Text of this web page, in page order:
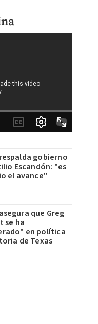
gobierno
Escandón: "es
el avance"
que Greg
se ha
en política
de Texas